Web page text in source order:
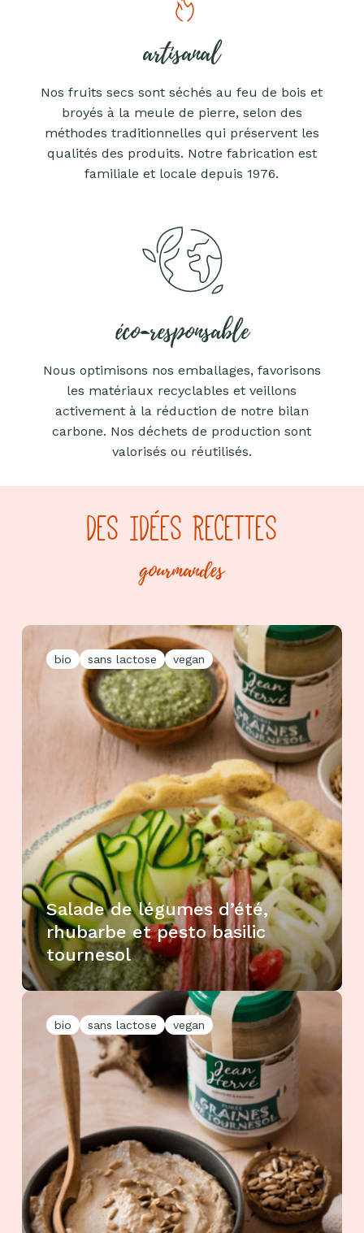
artisanal
Nos fruits secs sont séchés au feu de bois et
broyés à la meule de pierre, selon des
méthodes traditionnelles qui préservent les
qualités des produits. Notre fabrication est
familiale et locale depuis 1976.
éco-responsable
Nous optimisons nos emballages, favorisons
les matériaux recyclables et veillons
activement à la réduction de notre bilan
carbone. Nos déchets de production sont
valorisés ou réutilisés.
DES IDÉES RECETTES
gourmandes
bio sans lactose vegan
Salade de légumes d’été,
rhubarbe et pesto basilic
tournesol
bio sans lactose vegan